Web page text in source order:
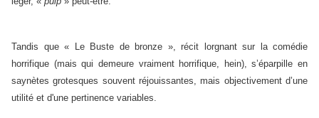
Tandis que « Le Buste de bronze », récit lorgnant sur la comédie
horrifique (mais qui demeure vraiment horrifique, hein), s’éparpille en
saynètes grotesques souvent réjouissantes, mais objectivement d’une
utilité et d'une pertinence variables.